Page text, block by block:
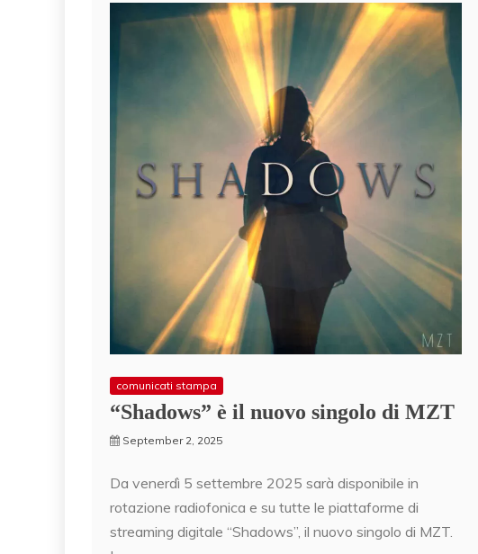
comunicati stampa
“Shadows” è il nuovo singolo di MZT
September 2, 2025
Da venerdì 5 settembre 2025 sarà disponibile in
rotazione radiofonica e su tutte le piattaforme di
streaming digitale “Shadows”, il nuovo singolo di MZT.